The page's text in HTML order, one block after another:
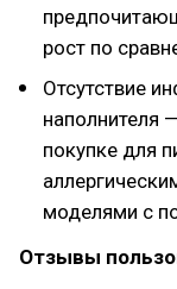
рост по
Отсутствие
наполнителя
покупке для
моделями с
Отзывы